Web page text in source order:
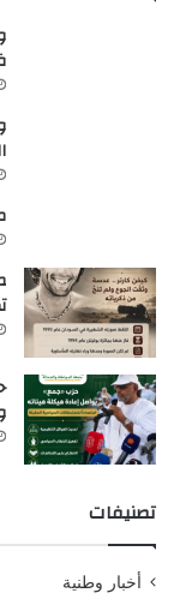
تصنيفات
أخبار وطنية